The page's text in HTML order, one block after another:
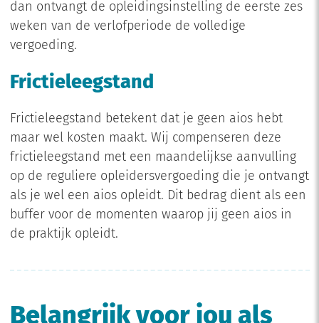
dan ontvangt de opleidingsinstelling de eerste zes
weken van de verlofperiode de volledige
vergoeding.
Frictieleegstand
Frictieleegstand betekent dat je geen aios hebt
maar wel kosten maakt. Wij compenseren deze
frictieleegstand met een maandelijkse aanvulling
op de reguliere opleidersvergoeding die je ontvangt
als je wel een aios opleidt. Dit bedrag dient als een
buffer voor de momenten waarop jij geen aios in
de praktijk opleidt.
Belangrijk voor jou als